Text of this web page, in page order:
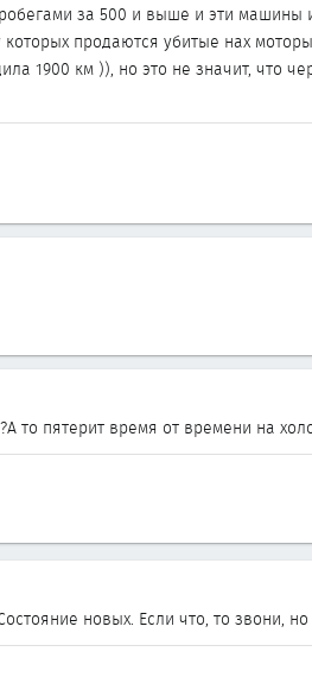
за 500 и выше и эти
продаются убитые нах
1900 км )), но это не значит, что
то пятерит время от времени на
новых. Если что, то звони,